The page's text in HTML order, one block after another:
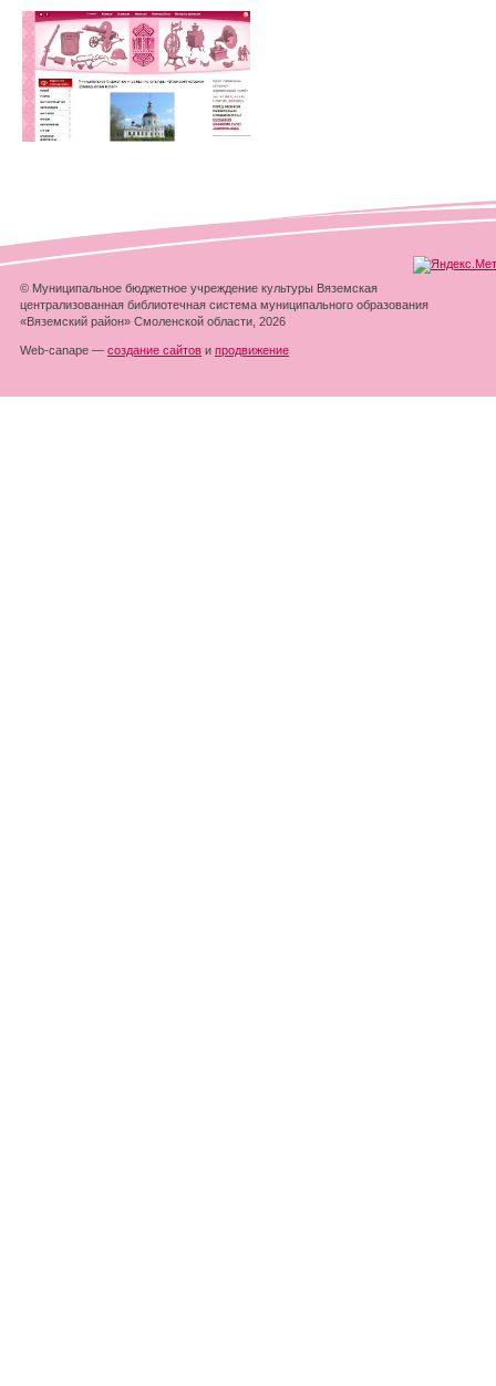
© Муниципальное бюджетное учреждение культуры Вяземская
централизованная библиотечная система муниципального образования
«Вяземский район» Смоленской области, 2026
Web-canape — создание сайтов и продвижение